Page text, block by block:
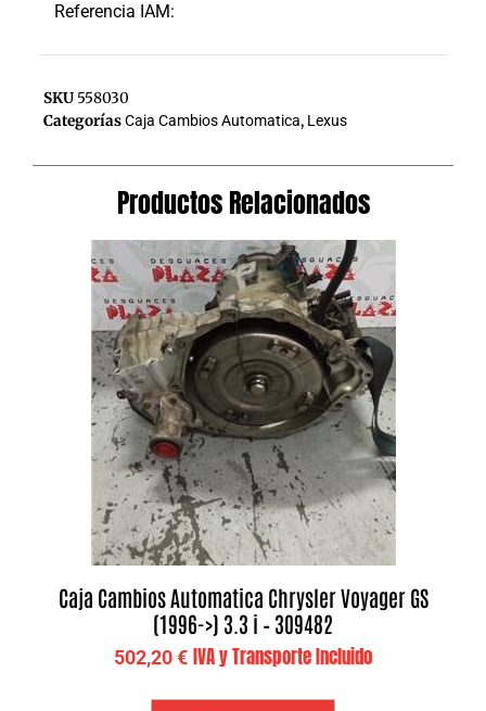
Referencia IAM:
SKU 558030
CategoríasCaja Cambios Automatica, Lexus
Productos Relacionados
Caja Cambios Automatica Chrysler Voyager GS
(1996->) 3.3 i – 309482
502,20€ IVA y Transporte Incluido